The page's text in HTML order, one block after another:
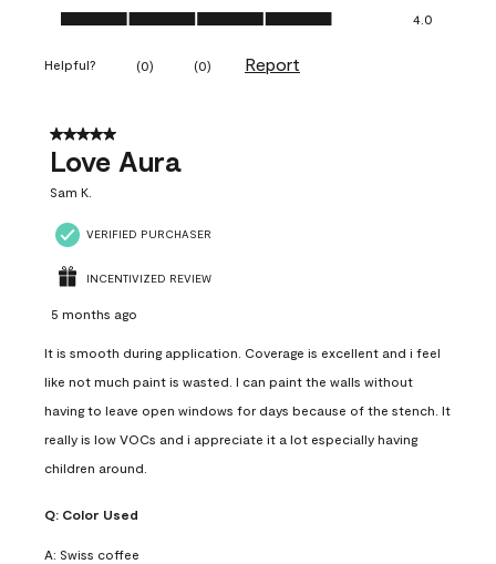
Ease of Application, 4.0 out of 5 4.0
Helpful? (0) (0) Report
5 out of 5 stars.
Love Aura
Sam K.
VERIFIED PURCHASER
INCENTIVIZED REVIEW
5 months ago
It is smooth during application. Coverage is excellent and i feel
like not much paint is wasted. I can paint the walls without
having to leave open windows for days because of the stench. It
really is low VOCs and i appreciate it a lot especially having
children around.
Q: Color Used
A: Swiss coffee